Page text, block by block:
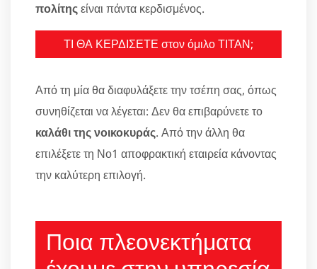
πολίτηςείναι πάντα κερδισμένος.
ΤΙ ΘΑ ΚΕΡΔΙΣΕΤΕ στον όμιλο ΤΙΤΑΝ;
Από τη μία θα διαφυλάξετε την τσέπη σας, όπως
συνηθίζεται να λέγεται: Δεν θα επιβαρύνετε το
καλάθι της νοικοκυράς. Από την άλλη θα
επιλέξετε τη Νο1 αποφρακτική εταιρεία κάνοντας
την καλύτερη επιλογή.
Ποια πλεονεκτήματα